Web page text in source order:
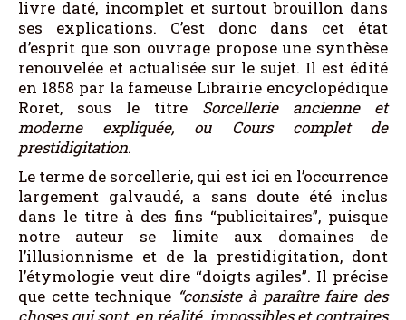
livre daté, incomplet et surtout brouillon dans
ses explications. C’est donc dans cet état
d’esprit que son ouvrage propose une synthèse
renouvelée et actualisée sur le sujet. Il est édité
en 1858 par la fameuse Librairie encyclopédique
Roret, sous le titre Sorcellerie ancienne et
moderne expliquée, ou Cours complet de
prestidigitation.
Le terme de sorcellerie, qui est ici en l’occurrence
largement galvaudé, a sans doute été inclus
dans le titre à des fins “publicitaires”, puisque
notre auteur se limite aux domaines de
l’illusionnisme et de la prestidigitation, dont
l’étymologie veut dire “doigts agiles”. Il précise
que cette technique “consiste à paraître faire des